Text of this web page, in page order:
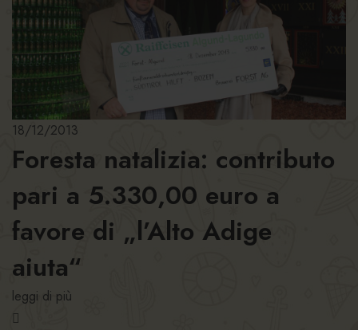
18/12/2013
Foresta natalizia: contributo
pari a 5.330,00 euro a
favore di „l’Alto Adige
aiuta“
leggi di più